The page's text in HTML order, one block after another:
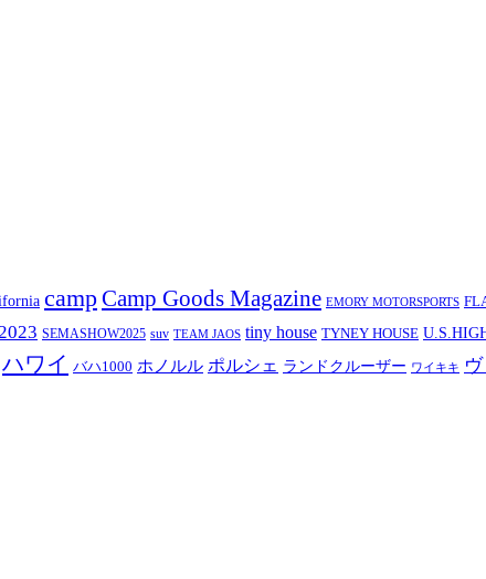
campCamp Goods Magazine EMORY MOTORSPORTS
SEMASHOW2025 suv TEAM JAOS tiny house TYNEY HOUSE
ハワイ バハ1000 ホノルル ポルシェ ランドクルーザー ワイキキ